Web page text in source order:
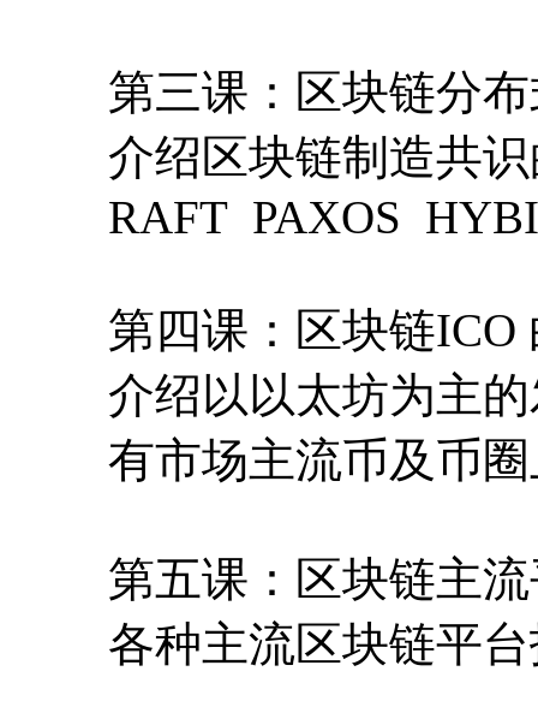
第三课：区块链分
介绍区块链制造共识
RAFT PAXOS
第四课：区块链ICO
介绍以以太坊为主
有市场主流币及币
第五课：区块链主
各种主流区块链平